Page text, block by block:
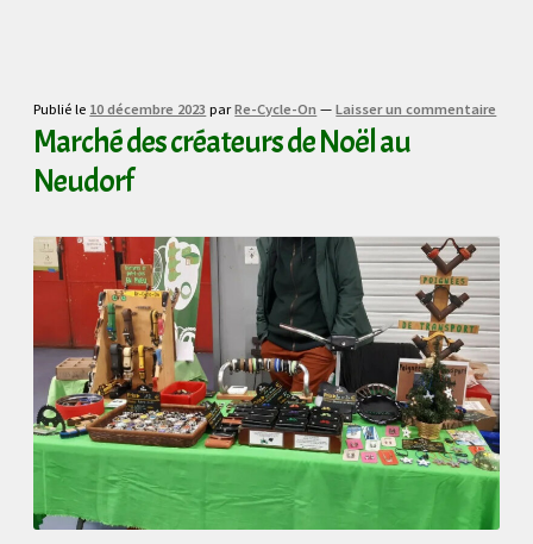
Publié le 10 décembre 2023 parRe-Cycle-On —Laisser un commentaire
Marché des créateurs de Noël au
Neudorf